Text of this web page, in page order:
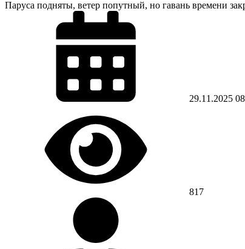
Паруса подняты, ветер попутный, но гавань времени
29.11.2025
817